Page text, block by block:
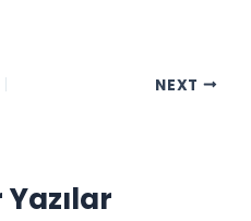
NEXT